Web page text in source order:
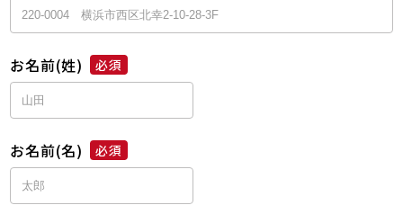
お名前(姓) 必須
お名前(名) 必須